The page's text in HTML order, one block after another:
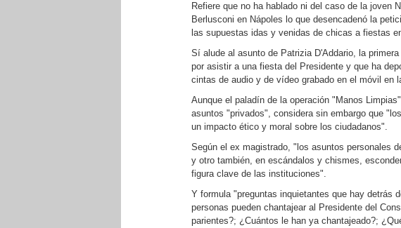
Refiere que no ha hablado ni del caso de la joven
Berlusconi en Nápoles lo que desencadenó la
las supuestas idas y venidas de chicas a fiestas
Sí alude al asunto de Patrizia D'Addario, la
por asistir a una fiesta del Presidente y que ha
cintas de audio y de vídeo grabado en el móvil en
Aunque el paladín de la operación "Manos
asuntos "privados", considera sin embargo que
un impacto ético y moral sobre los ciudadanos".
Según el ex magistrado, "los asuntos personales
y otro también, en escándalos y chismes,
figura clave de las instituciones".
Y formula "preguntas inquietantes que hay detrás
personas pueden chantajear al Presidente del
parientes?; ¿Cuántos le han ya chantajeado?;